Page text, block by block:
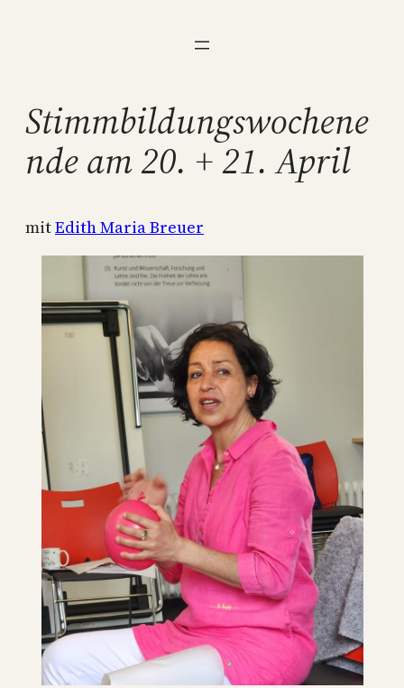
Stimmbildungswochene
nde am 20. + 21. April
mitEdith Maria Breuer